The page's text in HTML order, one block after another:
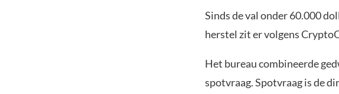
Sinds de val onder 60.000
herstel zit er volgens
Het bureau combineerde
spotvraag. Spotvraag is de